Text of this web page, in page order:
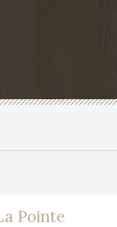
Pointe